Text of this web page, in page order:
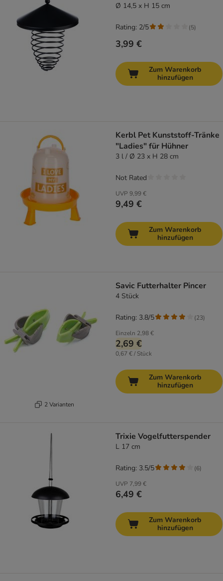
Ø 14,5 x H 15 cm
3,99 €
Rating: 2/5 (5)
Zum Warenkorb
hinzufügen
Kerbl Pet Kunststoff-Tränke
"Ladies" für Hühner
3 l / Ø 23 x H 28 cm
UVP 9,99 €
9,49 €
Not Rated
Zum Warenkorb
hinzufügen
2 Varianten
Savic Futterhalter Pincer
4 Stück
Einzeln 2,98 €
2,69 €
0,67 € / Stück
Rating: 3.8/5 (23)
Zum Warenkorb
hinzufügen
Trixie Vogelfutterspender
L 17 cm
UVP 7,99 €
6,49 €
Rating: 3.5/5 (6)
Zum Warenkorb
hinzufügen